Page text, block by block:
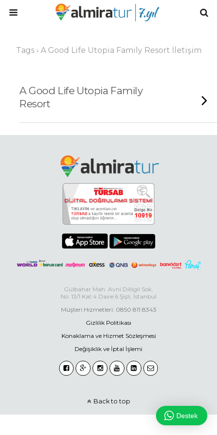
Tags › A Good Life Utopia Family Resort İletişim
A Good Life Utopia Family
Resort
Gülbahar Mah. Avni Dilligil Sok.
No: 13/1 Kat:4 Daire:6 Şişli, İstanbul
Müşteri Hizmetleri: 0850 811 8343
Gizlilik Politikası
Konaklama ve Hizmet Sözleşmesi
Değişiklik ve İptal İşlemi
Back to top
Destek